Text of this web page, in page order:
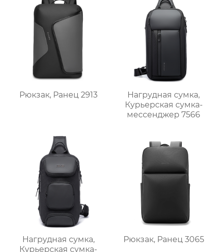
Рюкзак, Ранец 2913
Нагрудная сумка,
Курьерская сумка-
мессенджер 7566
Нагрудная сумка,
Курьерская сумка-
Рюкзак, Ранец 3065